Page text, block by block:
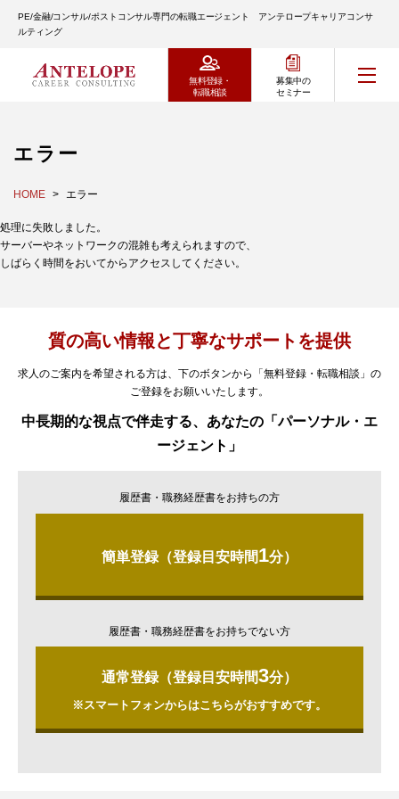
PE/金融/コンサル/ポストコンサル専門の転職エージェント アンテロープキャリアコンサ
ルティング
無料登録・
転職相談
募集中の
セミナー
エラー
HOME エラー
処理に失敗しました。
サーバーやネットワークの混雑も考えられますので、
しばらく時間をおいてからアクセスしてください。
質の高い情報と丁寧なサポートを提供
求人のご案内を希望される方は、下のボタンから「無料登録・転職相談」の
ご登録をお願いいたします。
中長期的な視点で伴走する、あなたの「パーソナル・エ
ージェント」
履歴書・職務経歴書をお持ちの方
簡単登録（登録目安時間1分）
履歴書・職務経歴書をお持ちでない方
通常登録（登録目安時間3分）
※スマートフォンからはこちらがおすすめです。